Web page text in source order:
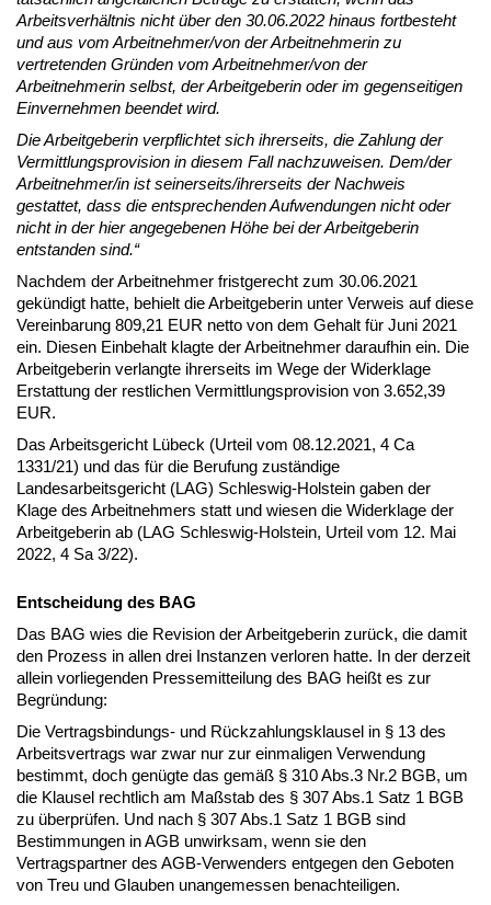
Arbeitsverhältnis nicht über den 30.06.2022 hinaus fortbesteht
und aus vom Arbeitnehmer/von der Arbeitnehmerin zu
vertretenden Gründen vom Arbeitnehmer/von der
Arbeitnehmerin selbst, der Arbeitgeberin oder im gegenseitigen
Einvernehmen beendet wird.
Die Arbeitgeberin verpflichtet sich ihrerseits, die Zahlung der
Vermittlungsprovision in diesem Fall nachzuweisen. Dem/der
Arbeitnehmer/in ist seinerseits/ihrerseits der Nachweis
gestattet, dass die entsprechenden Aufwendungen nicht oder
nicht in der hier angegebenen Höhe bei der Arbeitgeberin
entstanden sind.“
Nachdem der Arbeitnehmer fristgerecht zum 30.06.2021
gekündigt hatte, behielt die Arbeitgeberin unter Verweis auf diese
Vereinbarung 809,21 EUR netto von dem Gehalt für Juni 2021
ein. Diesen Einbehalt klagte der Arbeitnehmer daraufhin ein. Die
Arbeitgeberin verlangte ihrerseits im Wege der Widerklage
Erstattung der restlichen Vermittlungsprovision von 3.652,39
EUR.
Das Arbeitsgericht Lübeck (Urteil vom 08.12.2021, 4 Ca
1331/21) und das für die Berufung zuständige
Landesarbeitsgericht (LAG) Schleswig-Holstein gaben der
Klage des Arbeitnehmers statt und wiesen die Widerklage der
Arbeitgeberin ab (LAG Schleswig-Holstein, Urteil vom 12. Mai
2022, 4 Sa 3/22).
Entscheidung des BAG
Das BAG wies die Revision der Arbeitgeberin zurück, die damit
den Prozess in allen drei Instanzen verloren hatte. In der derzeit
allein vorliegenden Pressemitteilung des BAG heißt es zur
Begründung:
Die Vertragsbindungs- und Rückzahlungsklausel in § 13 des
Arbeitsvertrags war zwar nur zur einmaligen Verwendung
bestimmt, doch genügte das gemäß § 310 Abs.3 Nr.2 BGB, um
die Klausel rechtlich am Maßstab des § 307 Abs.1 Satz 1 BGB
zu überprüfen. Und nach § 307 Abs.1 Satz 1 BGB sind
Bestimmungen in AGB unwirksam, wenn sie den
Vertragspartner des AGB-Verwenders entgegen den Geboten
von Treu und Glauben unangemessen benachteiligen.